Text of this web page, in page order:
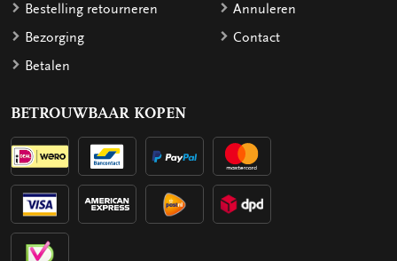
Bestelling retourneren
Bezorging
Betalen
Annuleren
Contact
BETROUWBAAR KOPEN